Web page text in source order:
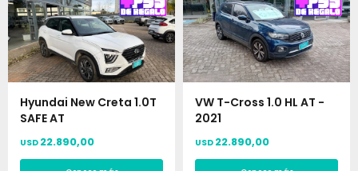
Hyundai New Creta 1.0T
SAFE AT
USD 22.890,00
VW T-Cross 1.0 HL AT -
2021
USD 22.890,00